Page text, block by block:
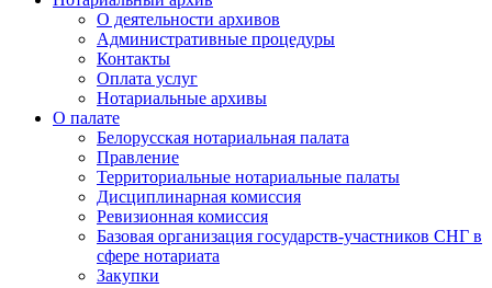
О деятельности архивов
Административные процедуры
Контакты
Оплата услуг
Нотариальные архивы
О палате
Белорусская нотариальная палата
Правление
Территориальные нотариальные палаты
Дисциплинарная комиссия
Ревизионная комиссия
Базовая организация государств-участников СНГ в
сфере нотариата
Закупки